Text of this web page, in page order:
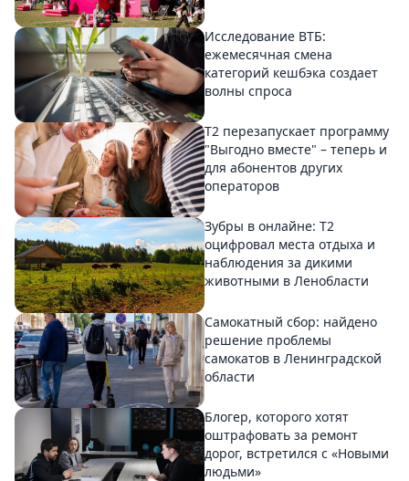
Исследование ВТБ:
ежемесячная смена
категорий кешбэка создает
волны спроса
Т2 перезапускает программу
"Выгодно вместе" – теперь и
для абонентов других
операторов
Зубры в онлайне: Т2
оцифровал места отдыха и
наблюдения за дикими
животными в Ленобласти
Самокатный сбор: найдено
решение проблемы
самокатов в Ленинградской
области
Блогер, которого хотят
оштрафовать за ремонт
дорог, встретился с «Новыми
людьми»